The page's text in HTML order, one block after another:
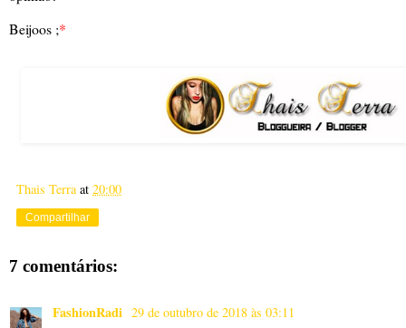
Beijoos ;*
Thais Terra at 20:00
Compartilhar
7 comentários:
FashionRadi 29 de outubro de 2018 às 03:11